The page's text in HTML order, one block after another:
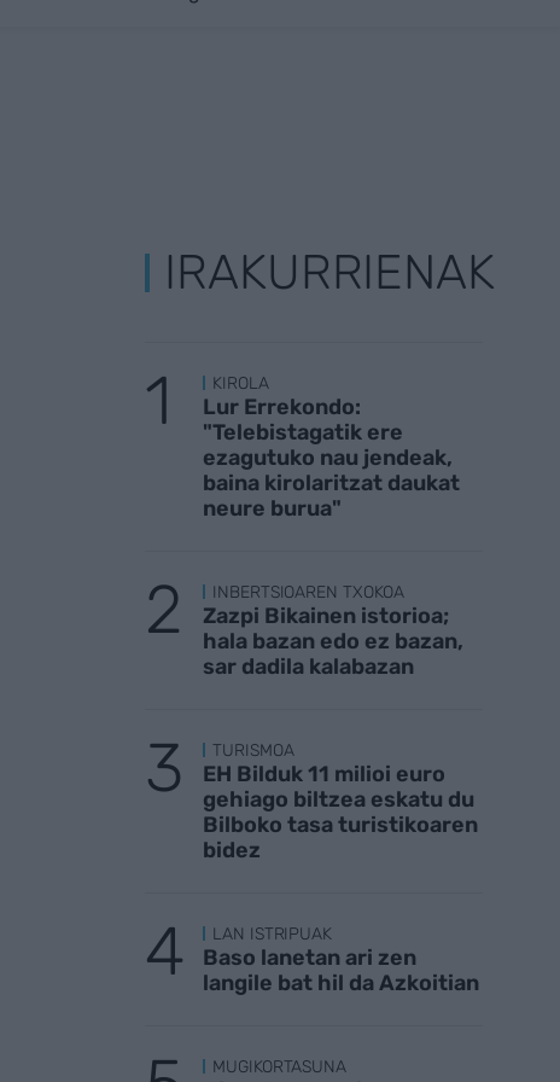
IRAKURRIENAK
KIROLA
Lur Errekondo:
"Telebistagatik ere
ezagutuko nau jendeak,
baina kirolaritzat daukat
neure burua"
INBERTSIOAREN TXOKOA
Zazpi Bikainen istorioa;
hala bazan edo ez bazan,
sar dadila kalabazan
TURISMOA
EH Bilduk 11 milioi euro
gehiago biltzea eskatu du
Bilboko tasa turistikoaren
bidez
LAN ISTRIPUAK
Baso lanetan ari zen
langile bat hil da Azkoitian
MUGIKORTASUNA